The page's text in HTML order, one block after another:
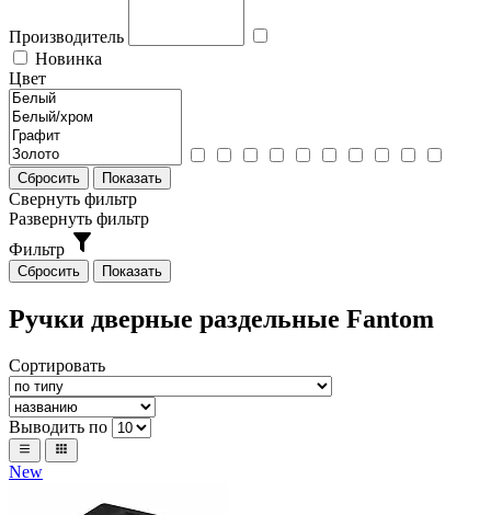
Производитель
Новинка
Цвет
Свернуть фильтр
Развернуть фильтр
Фильтр
Ручки дверные раздельные Fantom
Сортировать
Выводить по
New